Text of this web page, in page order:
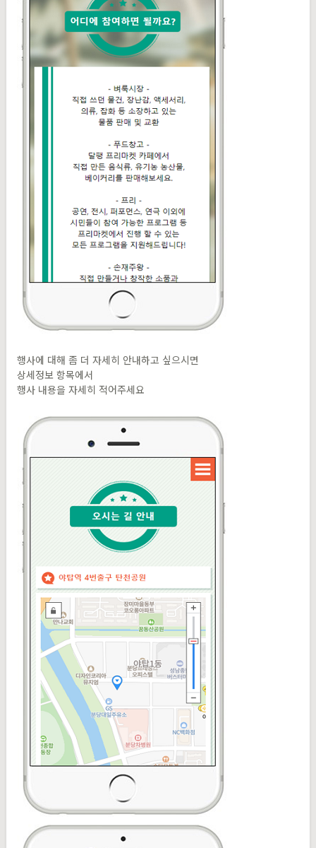
행사에 대해 좀 더 자세히 안내하고 싶으시면
상세정보 항목에서
행사 내용을 자세히 적어주세요